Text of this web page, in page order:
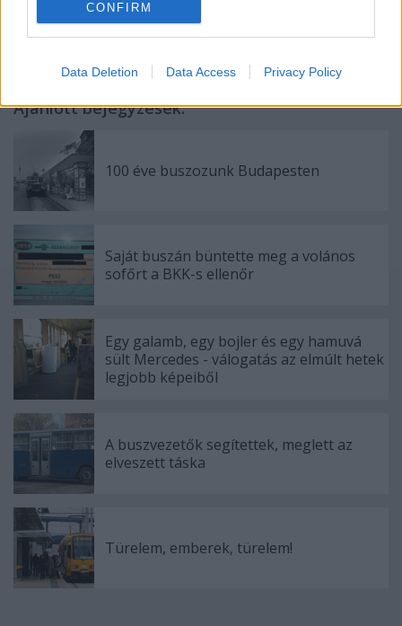
user protection.
CONFIRM
Data Deletion Data Access Privacy Policy
pénztár átszállójegy
Ajánlott bejegyzések:
100 éve buszozunk Budapesten
Saját buszán büntette meg a volános
sofőrt a BKK-s ellenőr
Egy galamb, egy bojler és egy hamuvá
sült Mercedes - válogatás az elmúlt hetek
legjobb képeiből
A buszvezetők segítettek, meglett az
elveszett táska
Türelem, emberek, türelem!